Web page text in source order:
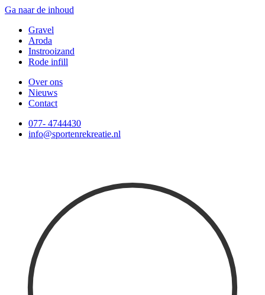
Ga naar de inhoud
Gravel
Aroda
Instrooizand
Rode infill
Over ons
Nieuws
Contact
077- 4744430
info@sportenrekreatie.nl